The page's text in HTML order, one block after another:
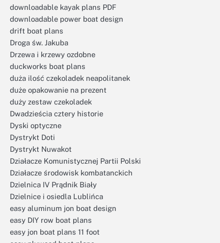
downloadable kayak plans PDF
downloadable power boat design
drift boat plans
Droga św. Jakuba
Drzewa i krzewy ozdobne
duckworks boat plans
duża ilość czekoladek neapolitanek
duże opakowanie na prezent
duży zestaw czekoladek
Dwadzieścia cztery historie
Dyski optyczne
Dystrykt Doti
Dystrykt Nuwakot
Działacze Komunistycznej Partii Polski
Działacze środowisk kombatanckich
Dzielnica IV Prądnik Biały
Dzielnice i osiedla Lublińca
easy aluminum jon boat design
easy DIY row boat plans
easy jon boat plans 11 foot